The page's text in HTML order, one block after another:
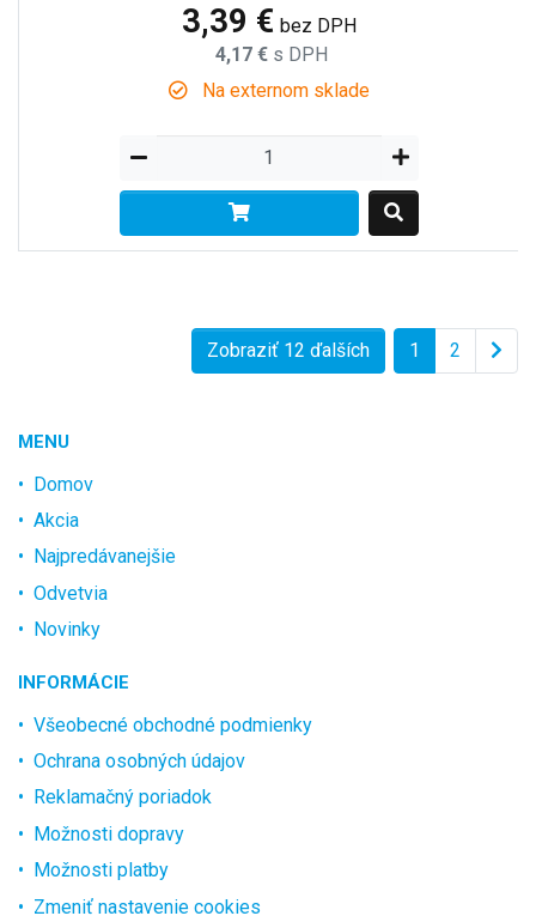
3,39 € bez DPH
4,17 € s DPH
Na externom sklade
Zobraziť 12 ďalších 1 2
MENU
Domov
Akcia
Najpredávanejšie
Odvetvia
Novinky
INFORMÁCIE
Všeobecné obchodné podmienky
Ochrana osobných údajov
Reklamačný poriadok
Možnosti dopravy
Možnosti platby
Zmeniť nastavenie cookies